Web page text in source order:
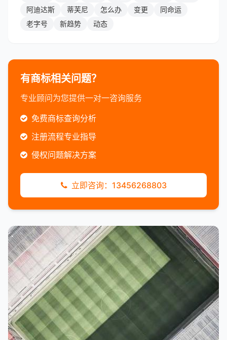
阿迪达斯
蒂芙尼 怎么办 变更
同命运
老字号
新趋势 动态
有商标相关问题？
专业顾问为您提供一对一咨询服务
免费商标查询分析
注册流程专业指导
侵权问题解决方案
立即咨询：13456268803